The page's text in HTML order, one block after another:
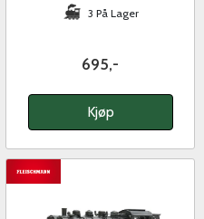
3 På Lager
695,-
Kjøp